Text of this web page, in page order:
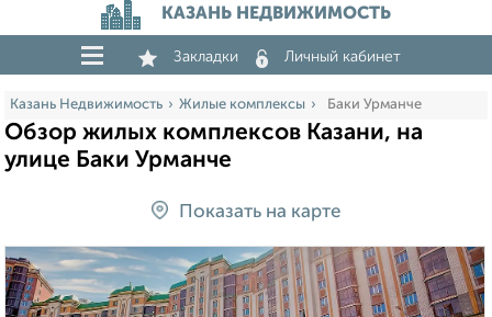
КАЗАНЬ НЕДВИЖИМОСТЬ
Закладки Личный кабинет
Казань Недвижимость Жилые комплексы Баки Урманче
Обзор жилых комплексов Казани, на
улице Баки Урманче
Показать на карте